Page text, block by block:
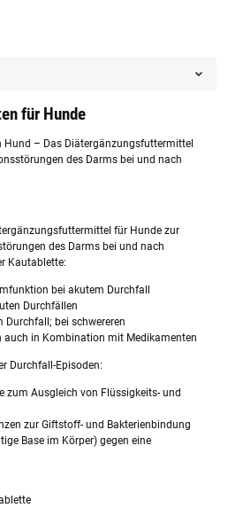
für Hunde
Hund – Das Diätergänzungsfuttermittel
des Darms bei und nach
für Hunde zur
des Darms bei und nach
Kautablette:
bei akutem Durchfall
Durchfällen
Durchfall; bei schwereren
auch in Kombination mit Medikamenten
Durchfall-Episoden:
zum Ausgleich von Flüssigkeits- und
zur Giftstoff- und Bakterienbindung
Base im Körper) gegen eine